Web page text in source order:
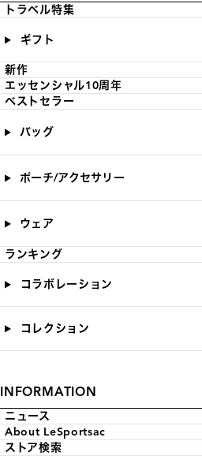
トラベル特集
ギフト
新作
エッセンシャル10周年
ベストセラー
バッグ
ポーチ/アクセサリー
ウェア
ランキング
コラボレーション
コレクション
INFORMATION
ニュース
About LeSportsac
ストア検索